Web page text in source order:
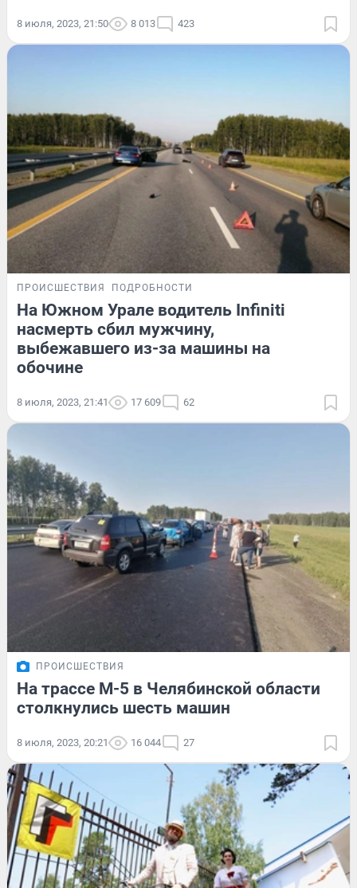
8 июля, 2023, 21:50 8 013 423
ПРОИСШЕСТВИЯ ПОДРОБНОСТИ
На Южном Урале водитель Infiniti
насмерть сбил мужчину,
выбежавшего из-за машины на
обочине
8 июля, 2023, 21:41 17 609 62
ПРОИСШЕСТВИЯ
На трассе М-5 в Челябинской области
столкнулись шесть машин
8 июля, 2023, 20:21 16 044 27